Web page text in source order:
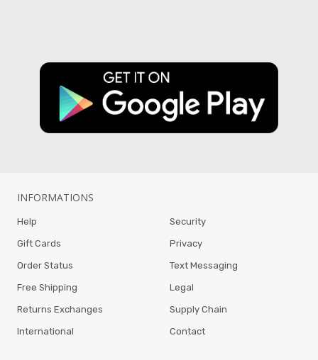
INFORMATIONS
Help
Gift Cards
Order Status
Free Shipping
Returns Exchanges
International
Security
Privacy
Text Messaging
Legal
Supply Chain
Contact